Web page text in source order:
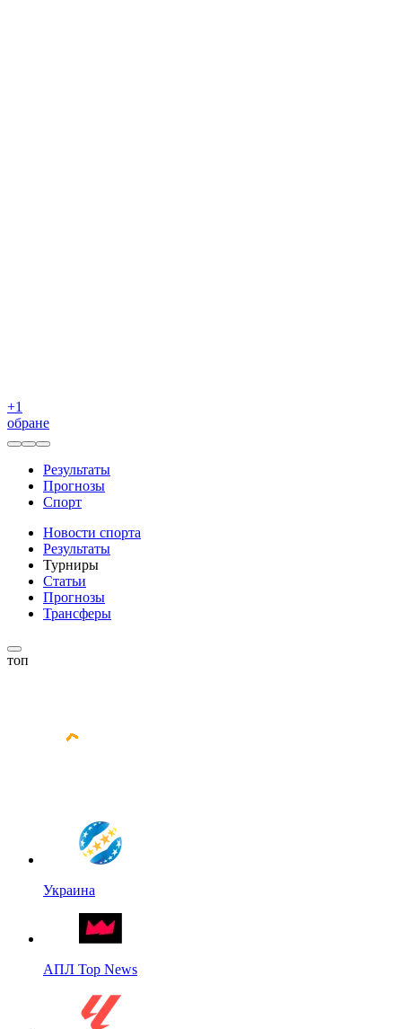
+1
обране
Результаты
Прогнозы
Спорт
Новости спорта
Результаты
Турниры
Статьи
Прогнозы
Трансферы
топ
Украина
АПЛ Top News